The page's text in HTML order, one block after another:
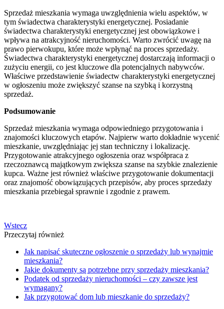
Sprzedaż mieszkania wymaga uwzględnienia wielu aspektów, w
tym świadectwa charakterystyki energetycznej. Posiadanie
świadectwa charakterystyki energetycznej jest obowiązkowe i
wpływa na atrakcyjność nieruchomości. Warto zwrócić uwagę na
prawo pierwokupu, które może wpłynąć na proces sprzedaży.
Świadectwa charakterystyki energetycznej dostarczają informacji o
zużyciu energii, co jest kluczowe dla potencjalnych nabywców.
Właściwe przedstawienie świadectw charakterystyki energetycznej
w ogłoszeniu może zwiększyć szanse na szybką i korzystną
sprzedaż.
Podsumowanie
Sprzedaż mieszkania wymaga odpowiedniego przygotowania i
znajomości kluczowych etapów. Najpierw warto dokładnie wycenić
mieszkanie, uwzględniając jej stan techniczny i lokalizację.
Przygotowanie atrakcyjnego ogłoszenia oraz współpraca z
rzeczoznawcą majątkowym zwiększa szanse na szybkie znalezienie
kupca. Ważne jest również właściwe przygotowanie dokumentacji
oraz znajomość obowiązujących przepisów, aby proces sprzedaży
mieszkania przebiegał sprawnie i zgodnie z prawem.
Wstecz
Przeczytaj również
Jak napisać skuteczne ogłoszenie o sprzedaży lub wynajmie
mieszkania?
Jakie dokumenty są potrzebne przy sprzedaży mieszkania?
Podatek od sprzedaży nieruchomości – czy zawsze jest
wymagany?
Jak przygotować dom lub mieszkanie do sprzedaży?